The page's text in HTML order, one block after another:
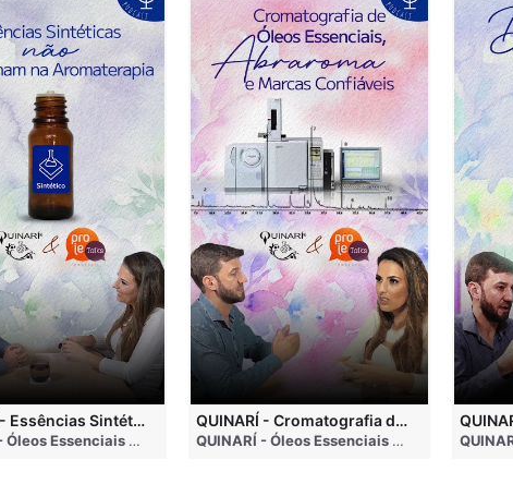
ago
QUINARÍ - Essências Sintéticas NÃO Funcionam na Aromaterapia
QUINARÍ - Óleos Essenciais e Aromaterapia • 3 months ago
QUINARÍ - Cromatografia de Óleos Essenciais, ABRAROMA e Marcas Confiáveis
QUINARÍ - Óleos Essenciais e Aromaterapia •